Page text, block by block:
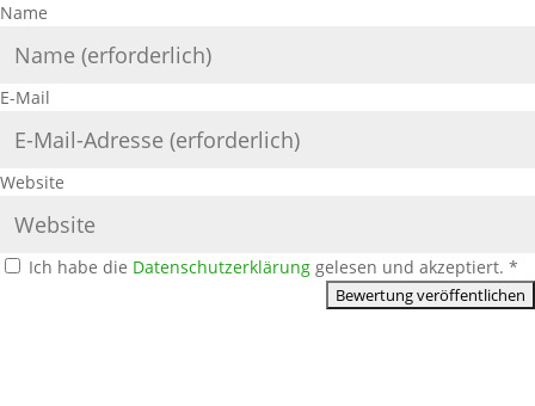
Name
E-Mail
Website
Ich habe die Datenschutzerklärung gelesen und akzeptiert. *